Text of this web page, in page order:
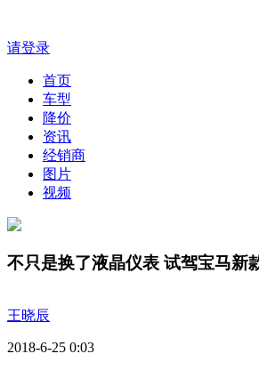
请登录
首页
车型
降价
资讯
经销商
图片
视频
不只是换了液晶仪表 试驾宝马新
王晓辰
2018-6-25 0:03